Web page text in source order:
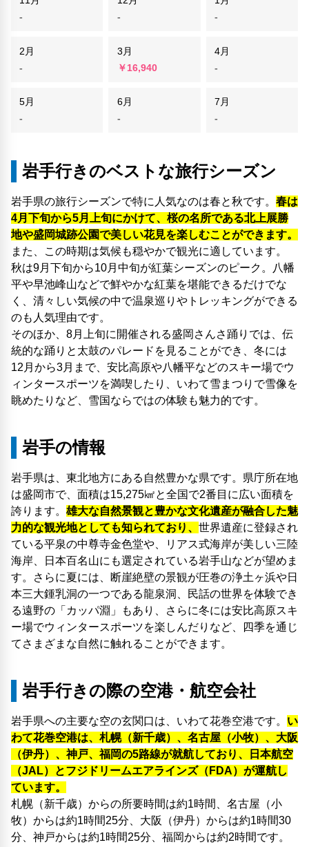
-
-
-
2月
-
3月
￥16,940
4月
-
5月
-
6月
-
7月
-
岩手行きのベストな旅行シーズン
岩手県の旅行シーズンで特に人気なのは春と秋です。 春は
4月下旬から5月上旬にかけて、桜の名所である北上展勝
地や盛岡城跡公園で美しい花見を楽しむことができます。
また、この時期は気候も穏やかで観光に適しています。
秋は9月下旬から10月中旬が紅葉シーズンのピーク。八幡
平や早池峰山などで鮮やかな紅葉を堪能できるだけでな
く、清々しい気候の中で温泉巡りやトレッキングができる
のも人気理由です。
そのほか、8月上旬に開催される盛岡さんさ踊りでは、伝
統的な踊りと太鼓のパレードを見ることができ、冬には
12月から3月まで、安比高原や八幡平などのスキー場でウ
ィンタースポーツを満喫したり、いわて雪まつりで雪像を
眺めたりなど、雪国ならではの体験も魅力的です。
岩手の情報
岩手県は、東北地方にある自然豊かな県です。県庁所在地
は盛岡市で、面積は15,275㎢と全国で2番目に広い面積を
誇ります。 雄大な自然景観と豊かな文化遺産が融合した魅
力的な観光地としても知られており、 世界遺産に登録され
ている平泉の中尊寺金色堂や、リアス式海岸が美しい三陸
海岸、日本百名山にも選定されている岩手山などが望めま
す。さらに夏には、断崖絶壁の景観が圧巻の浄土ヶ浜や日
本三大鍾乳洞の一つである龍泉洞、民話の世界を体験でき
る遠野の「カッパ淵」もあり、さらに冬には安比高原スキ
ー場でウィンタースポーツを楽しんだりなど、四季を通じ
てさまざまな自然に触れることができます。
岩手行きの際の空港・航空会社
岩手県への主要な空の玄関口は、いわて花巻空港です。 い
わて花巻空港は、札幌（新千歳）、名古屋（小牧）、大阪
（伊丹）、神戸、福岡の5路線が就航しており、日本航空
（JAL）とフジドリームエアラインズ（FDA）が運航し
ています。
札幌（新千歳）からの所要時間は約1時間、名古屋（小
牧）からは約1時間25分、大阪（伊丹）からは約1時間30
分、神戸からは約1時間25分、福岡からは約2時間です。